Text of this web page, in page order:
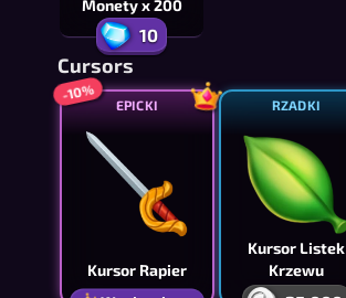
Monety x 200
10
Cursors
EPICKI
Kursor Rapier
-10%
RZADKI
Kursor Listek
Krzewu